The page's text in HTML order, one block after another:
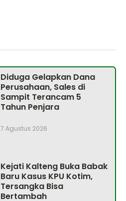
Diduga Gelapkan Dana
Perusahaan, Sales di
Sampit Terancam 5
Tahun Penjara
7 Agustus 2026
Kejati Kalteng Buka Babak
Baru Kasus KPU Kotim,
Tersangka Bisa
Bertambah